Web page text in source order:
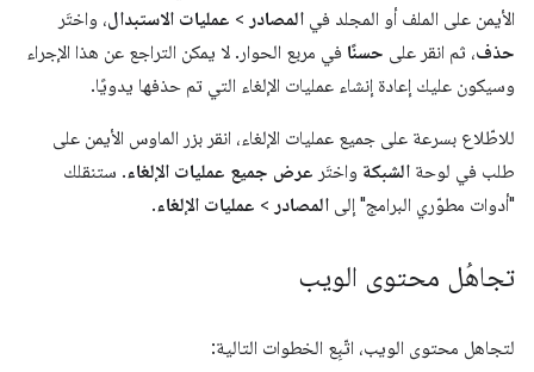
الأيمن على الملف أو المجلد في المصادر > عمليات الاستبدال، واختَر
حذف، ثم انقر على حسنًا في مربع الحوار. لا يمكن التراجع عن هذا الإجراء
وسيكون عليك إعادة إنشاء عمليات الإلغاء التي تم حذفها يدويًا.
للاطّلاع بسرعة على جميع عمليات الإلغاء، انقر بزر الماوس الأيمن على
طلب في لوحة الشبكة واختَر عرض جميع عمليات الإلغاء. ستنقلك
"أدوات مطوّري البرامج" إلى المصادر > عمليات الإلغاء.
تجاهُل محتوى الويب
لتجاهل محتوى الويب، اتّبِع الخطوات التالية: